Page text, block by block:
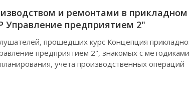
и ремонтами в прикладном
Управление предприятием 2"
прошедших курс Концепция
предприятием 2", знакомых с методиками
учета производственных операций